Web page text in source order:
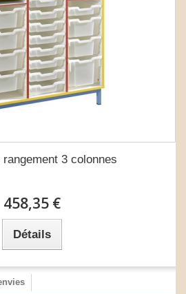
rangement 3 colonnes
458,35 €
Détails